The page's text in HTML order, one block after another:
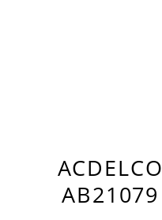
ACDELCO
AB21079